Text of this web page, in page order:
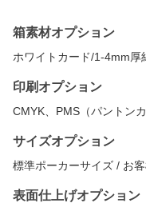
箱素材オプション
ホワイトカード/1-4mm厚
印刷オプション
CMYK、PMS（パントン
サイズオプション
標準ポーカーサイズ / お
表面仕上げオプション